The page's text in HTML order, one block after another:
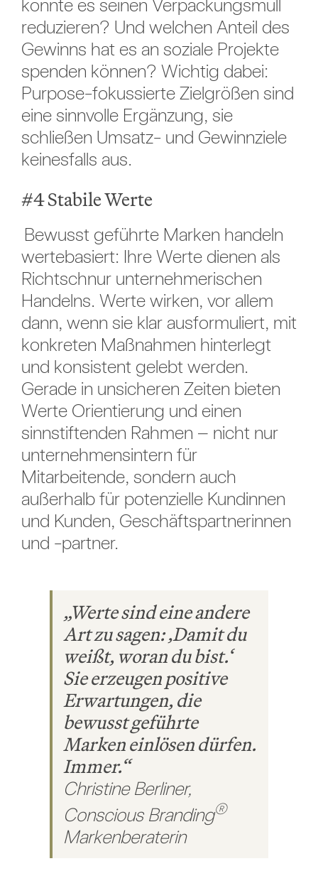
konnte es seinen Verpackungsmüll
reduzieren? Und welchen Anteil des
Gewinns hat es an soziale Projekte
spenden können? Wichtig dabei:
Purpose-fokussierte Zielgrößen sind
eine sinnvolle Ergänzung, sie
schließen Umsatz- und Gewinnziele
keinesfalls aus.
#4 Stabile Werte
Bewusst geführte Marken handeln
wertebasiert: Ihre Werte dienen als
Richtschnur unternehmerischen
Handelns. Werte wirken, vor allem
dann, wenn sie klar ausformuliert, mit
konkreten Maßnahmen hinterlegt
und konsistent gelebt werden.
Gerade in unsicheren Zeiten bieten
Werte Orientierung und einen
sinnstiftenden Rahmen – nicht nur
unternehmensintern für
Mitarbeitende, sondern auch
außerhalb für potenzielle Kundinnen
und Kunden, Geschäftspartnerinnen
und -partner.
„Werte sind eine andere
Art zu sagen: ‚Damit du
weißt, woran du bist.‘
Sie erzeugen positive
Erwartungen, die
bewusst geführte
Marken einlösen dürfen.
Immer.“
Christine Berliner,
Conscious Branding®
Markenberaterin